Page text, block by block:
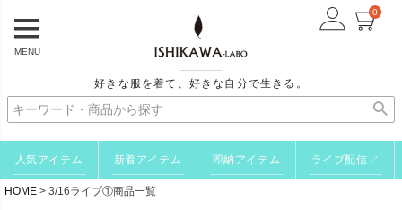
MENU
好きな服を着て、好きな自分で生きる。
0
人気アイテム 新着アイテム 即納アイテム ライブ配信 ↗
HOME 3/16ライブ①商品一覧
新着順
登録順
価格が高い順
優先度順